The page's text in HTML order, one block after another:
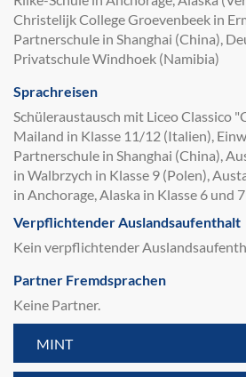
Christelijk College Groevenbeek in
Partnerschule in Shanghai (China),
Privatschule Windhoek (Namibia)
Sprachreisen
Schüleraustausch mit Liceo Classico
Mailand in Klasse 11/12 (Italien),
Partnerschule in Shanghai (China),
in Walbrzych in Klasse 9 (Polen),
in Anchorage, Alaska in Klasse 6 und
Verpflichtender Auslandsaufenthalt
Kein verpflichtender
Partner Fremdsprachen
Keine Partner.
MINT